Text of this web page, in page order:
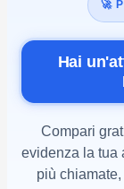
🚀
Hai
Compari
evidenza la tua
più